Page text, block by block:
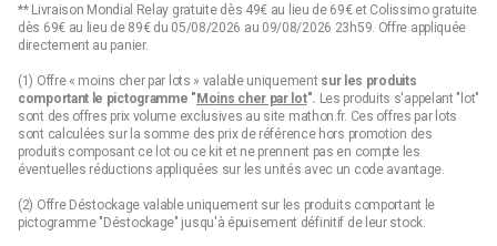
Est également une marque de confiance, notamment avec le
modèleSecure 5 Neo. Ce modèle est apprécié pour sa simplicité
d’utilisation, son système de sécurité automatique et son design
pratique avec des poignées ergonomiques. De plus, il est
compatible avec tous types de plaques, y compris l'induction​.
Sitram
Une marque française, offre des modèles comme le Sitrapro
sont très robustes grâce à leur construction en inox. Ces
cocotte-minute sont équipées de systèmes de sécurité et offrent
** Livraison Mondial Relay gratuite dès 49€ au lieu de 69€ et Colissimo gratuite
dès 69€ au lieu de 89€ du 05/08/2026 au 09/08/2026 23h59. Offre appliquée
directement au panier.
(1) Offre « moins cher par lots » valable uniquement sur les produits
comportant le pictogramme "Moins cher par lot". Les produits s'appelant "lot"
sont des offres prix volume exclusives au site mathon.fr. Ces offres par lots
sont calculées sur la somme des prix de référence hors promotion des
produits composant ce lot ou ce kit et ne prennent pas en compte les
éventuelles réductions appliquées sur les unités avec un code avantage.
(2) Offre Déstockage valable uniquement sur les produits comportant le
pictogramme "Déstockage" jusqu'à épuisement définitif de leur stock.